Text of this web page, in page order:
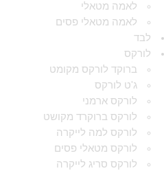
לאמה מטאלי
לאמה מטאלי פסים
לבד
לורקס
ברוקד לורקס מקומט
ג'ט לורקס
לורקס ארמני
לורקס ברוקרד מקושט
לורקס למה לייקרה
לורקס מטאלי פסים
לורקס סריג לייקרה